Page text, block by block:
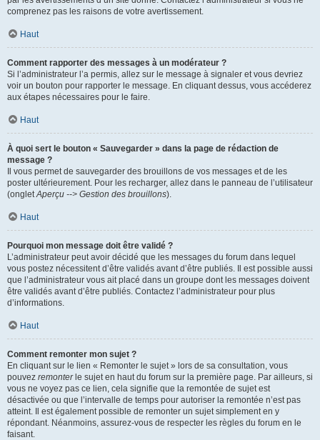
comprenez pas les raisons de votre avertissement.
Haut
Comment rapporter des messages à un modérateur ?
Si l’administrateur l’a permis, allez sur le message à signaler et vous devriez
voir un bouton pour rapporter le message. En cliquant dessus, vous accéderez
aux étapes nécessaires pour le faire.
Haut
À quoi sert le bouton « Sauvegarder » dans la page de rédaction de
message ?
Il vous permet de sauvegarder des brouillons de vos messages et de les
poster ultérieurement. Pour les recharger, allez dans le panneau de l’utilisateur
(ongletAperçu --> Gestion des brouillons).
Haut
Pourquoi mon message doit être validé ?
L’administrateur peut avoir décidé que les messages du forum dans lequel
vous postez nécessitent d’être validés avant d’être publiés. Il est possible aussi
que l’administrateur vous ait placé dans un groupe dont les messages doivent
être validés avant d’être publiés. Contactez l’administrateur pour plus
d’informations.
Haut
Comment remonter mon sujet ?
En cliquant sur le lien « Remonter le sujet » lors de sa consultation, vous
pouvez remonterle sujet en haut du forum sur la première page. Par ailleurs, si
vous ne voyez pas ce lien, cela signifie que la remontée de sujet est
désactivée ou que l’intervalle de temps pour autoriser la remontée n’est pas
atteint. Il est également possible de remonter un sujet simplement en y
répondant. Néanmoins, assurez-vous de respecter les règles du forum en le
faisant.